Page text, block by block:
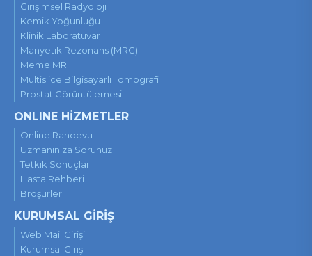
Girişimsel Radyoloji
Kemik Yoğunluğu
Klinik Laboratuvar
Manyetik Rezonans (MRG)
Meme MR
Multislice Bilgisayarlı Tomografi
Prostat Görüntülemesi
ONLINE HİZMETLER
Online Randevu
Uzmanınıza Sorunuz
Tetkik Sonuçları
Hasta Rehberi
Broşürler
KURUMSAL GİRİŞ
Web Mail Girişi
Kurumsal Girişi